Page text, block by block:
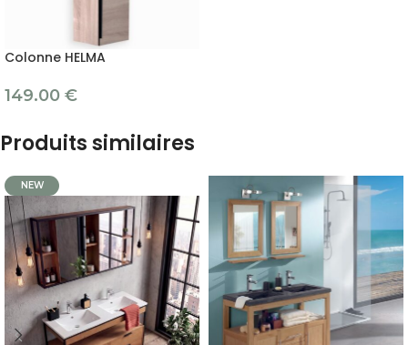
Colonne HELMA
149.00 €
Produits similaires
NEW